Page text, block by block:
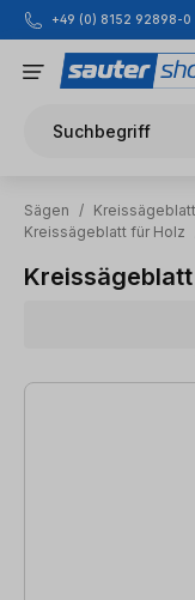
Zum Hauptinhalt
+49 (0) 8152 92898-0
Suchbegriff
Sägen / Kreissägeblatt
Kreissägeblatt für Holz
101 Artikel gefunden